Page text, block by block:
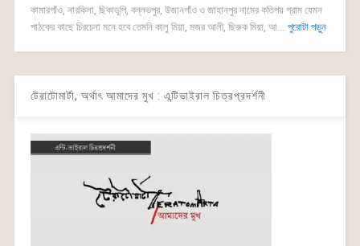
কামারগাঁও, নারকিলা, ছিকাডুপি, বল্লভপুর, উজানগাঁও ও জাহানপুর নামের কতিপয় গ্রাম যেমন
পাঠকের কাছে চিরচেনা মনে হবে তেমনি কালু মিয়া, মজর আলী, ছিরুক মিয়া, আ... পুরোটা পড়ুন
টেরাটোমার্টা, অর্থাৎ আমাদের মুখ : এন্টিভাইরাল চিত্রপ্রদর্শনী